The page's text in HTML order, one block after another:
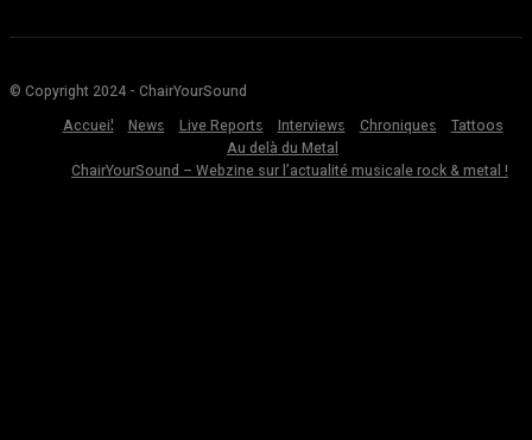
© Copyright 2024 - ChairYourSound
Accueil
News Live Reports Interviews Chroniques
Tattoos
Au delà du Metal
ChairYourSound – Webzine sur l’actualité musicale rock & metal !